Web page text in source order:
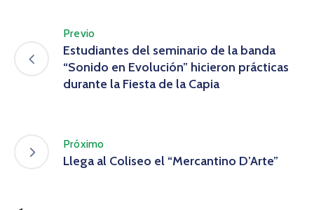
Previo
Estudiantes del seminario de la banda
“Sonido en Evolución” hicieron prácticas
durante la Fiesta de la Capia
Próximo
Llega al Coliseo el “Mercantino D’Arte”